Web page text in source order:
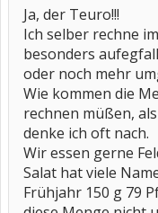
Ja, der Teuro!!!
Ich selber rechne
besonders
oder noch mehr
Wie kommen die
rechnen müßen,
denke ich oft nach.
Wir essen gerne
Salat hat viele
Frühjahr 150 g 79